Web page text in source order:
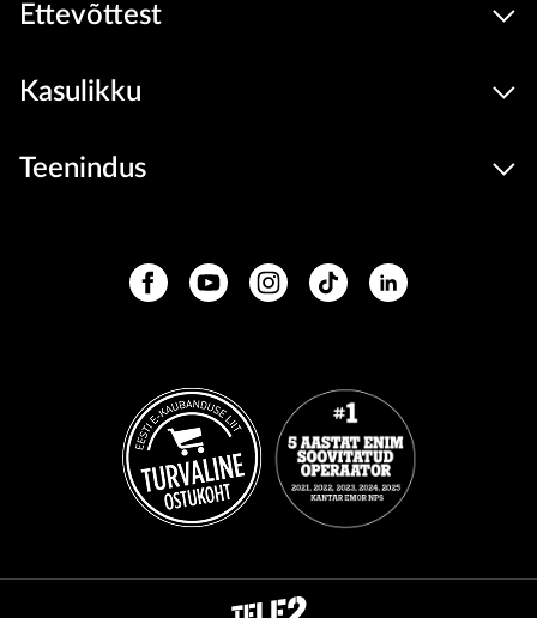
Ettevõttest
Kasulikku
Teenindus